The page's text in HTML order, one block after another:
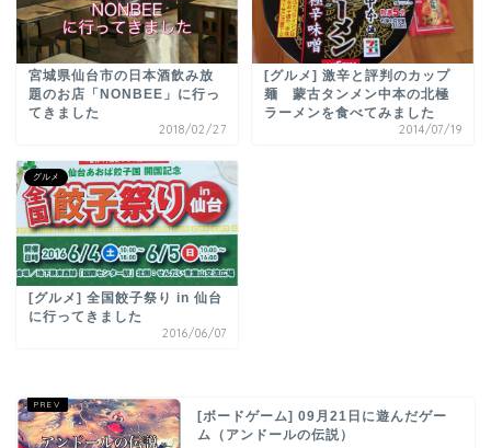
宮城県仙台市の日本酒飲み放
題のお店「NONBEE」に行っ
てきました
2018/02/27
[グルメ] 激辛と評判のカップ
麺 蒙古タンメン中本の北極
ラーメンを食べてみました
2014/07/19
グルメ
[グルメ] 全国餃子祭り in 仙台
に行ってきました
2016/06/07
[ボードゲーム] 09月21日に遊んだゲー
ム（アンドールの伝説）